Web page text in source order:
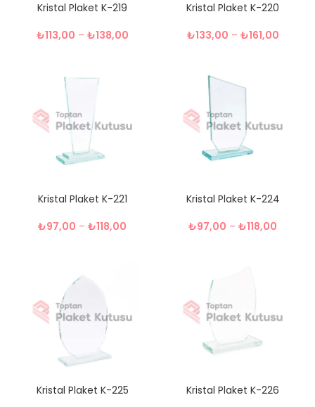
Kristal Plaket K-219
₺113,00 – ₺138,00
Kristal Plaket K-220
₺133,00 – ₺161,00
Kristal Plaket K-221
₺97,00 – ₺118,00
Kristal Plaket K-224
₺97,00 – ₺118,00
Kristal Plaket K-225
Kristal Plaket K-226